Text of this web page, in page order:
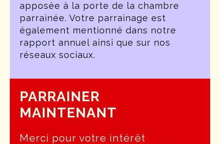
apposée à la porte de la chambre
parrainée. Votre parrainage est
également mentionné dans notre
rapport annuel ainsi que sur nos
réseaux sociaux.
PARRAINER
MAINTENANT
Merci pour votre intérêt